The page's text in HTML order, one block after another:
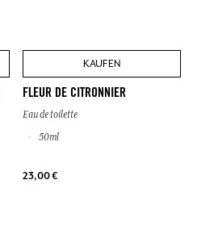
KAUFEN
FLEUR DE CITRONNIER
Eau de toilette
50ml
23,00 €